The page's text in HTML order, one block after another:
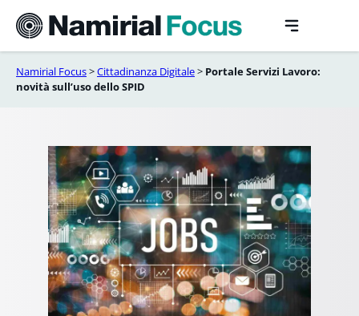
contenuto
Namirial Focus>Cittadinanza Digitale> Portale Servizi Lavoro:
novità sull’uso dello SPID